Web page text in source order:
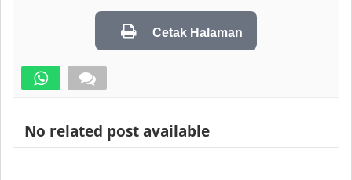
Cetak Halaman
No related post available